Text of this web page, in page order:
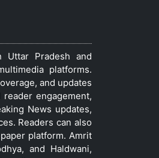
Pradesh and
platforms.
and updates
engagement,
News updates,
Readers can also
platform. Amrit
and Haldwani,